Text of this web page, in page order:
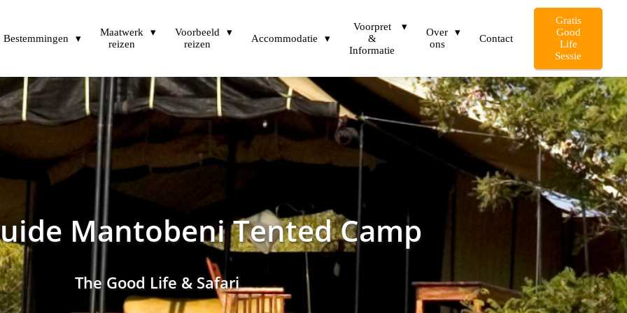
Bestemmingen
Maatwerk
reizen
Voorbeeld
reizen
Accommodatie
Voorpret
&
Informatie
Over
ons
Contact
Gratis
Good
Life
Sessie
Mantobeni Tented Camp
The Good Life & Safari